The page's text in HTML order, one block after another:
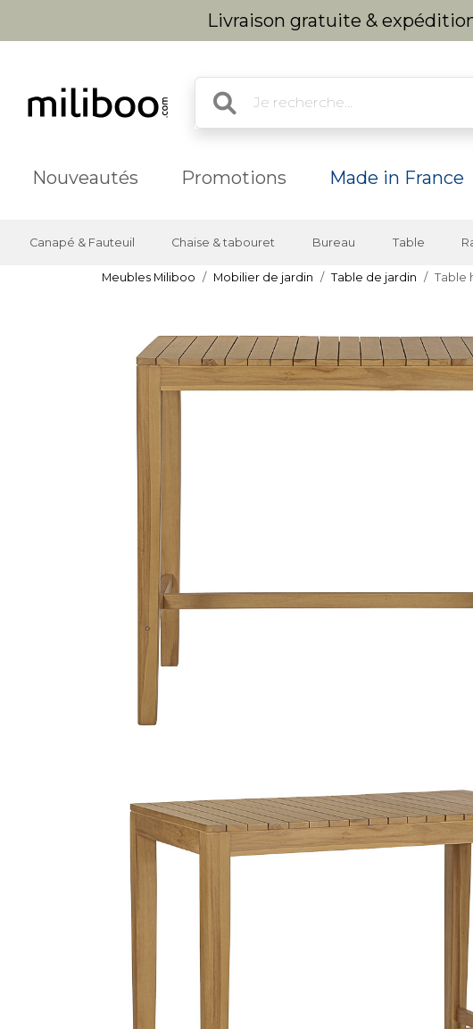
Livraison gratuite &
Nouveautés Promotions Made in France
Canapé & Fauteuil Chaise & tabouret Bureau Table
Meubles Miliboo Mobilier de jardin Table de jardin Table